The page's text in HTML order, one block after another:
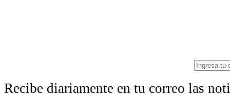
Recibe diariamente en tu correo las